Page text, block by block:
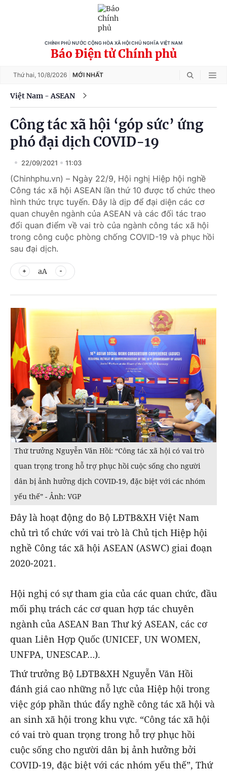
CHÍNH PHỦ NƯỚC CỘNG HÒA XÃ HỘI CHỦ NGHĨA VIỆT NAM
Báo Điện tử Chính phủ
Thứ hai, 10/8/2026 MỚI NHẤT
Việt Nam - ASEAN
Công tác xã hội ‘góp sức’ ứng
phó đại dịch COVID-19
22/09/2021 11:03
(Chinhphu.vn) – Ngày 22/9, Hội nghị Hiệp hội nghề
Công tác xã hội ASEAN lần thứ 10 được tổ chức theo
hình thức trực tuyến. Đây là dịp để đại diện các cơ
quan chuyên ngành của ASEAN và các đối tác trao
đổi quan điểm về vai trò của ngành công tác xã hội
trong công cuộc phòng chống COVID-19 và phục hồi
sau đại dịch.
aA
Thứ trưởng Nguyễn Văn Hồi: “Công tác xã hội có vai trò
quan trọng trong hỗ trợ phục hồi cuộc sống cho người
dân bị ảnh hưởng dịch COVID-19, đặc biệt với các nhóm
yếu thế” - Ảnh: VGP
Đây là hoạt động do Bộ LĐTB&XH Việt Nam
chủ trì tổ chức với vai trò là Chủ tịch Hiệp hội
nghề Công tác xã hội ASEAN (ASWC) giai đoạn
2020-2021.
Hội nghị có sự tham gia của các quan chức, đầu
mối phụ trách các cơ quan hợp tác chuyên
ngành của ASEAN Ban Thư ký ASEAN, các cơ
quan Liên Hợp Quốc (UNICEF, UN WOMEN,
UNFPA, UNESCAP…).
Thứ trưởng Bộ LĐTB&XH Nguyễn Văn Hồi
đánh giá cao những nỗ lực của Hiệp hội trong
việc góp phần thúc đẩy nghề công tác xã hội và
an sinh xã hội trong khu vực. “Công tác xã hội
có vai trò quan trọng trong hỗ trợ phục hồi
cuộc sống cho người dân bị ảnh hưởng bởi
COVID-19, đặc biệt với các nhóm yếu thế”, Thứ